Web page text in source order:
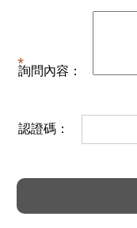
詢問內容：
認證碼：